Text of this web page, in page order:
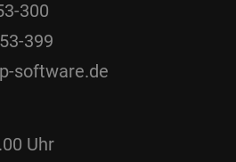
300
399
software.de
Uhr